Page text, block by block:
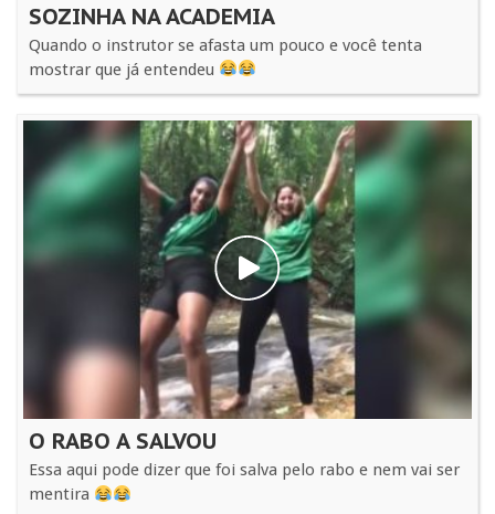
SOZINHA NA ACADEMIA
Quando o instrutor se afasta um pouco e você tenta
mostrar que já entendeu
O RABO A SALVOU
Essa aqui pode dizer que foi salva pelo rabo e nem vai ser
mentira